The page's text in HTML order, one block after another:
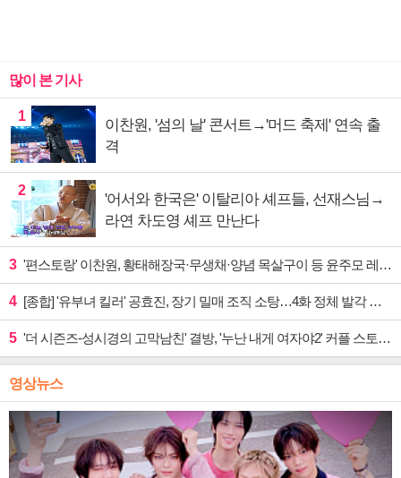
많이 본 기사
1
이찬원, '섬의 날' 콘서트→'머드 축제' 연속 출
격
2
'어서와 한국은' 이탈리아 셰프들, 선재스님→
라연 차도영 셰프 만난다
3 '편스토랑' 이찬원, 황태해장국·무생채·양념 목살구이 등 윤주모 레시피 섭렵
4 [종합] '유부녀 킬러' 공효진, 장기 밀매 조직 소탕…4화 정체 발각 위기 예고
5 '더 시즌즈-성시경의 고막남친' 결방, '누난 내게 여자야2' 커플 스토리 편성
영상뉴스